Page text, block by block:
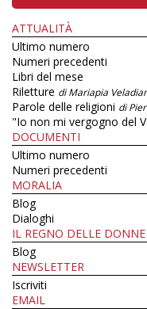
ATTUALITÀ
Ultimo numero
Numeri precedenti
Libri del mese
Riletture di Mariapia
Parole delle religioni di
"Io non mi vergogno del
DOCUMENTI
Ultimo numero
Numeri precedenti
MORALIA
Blog
Dialoghi
IL REGNO DELLE DONNE
Blog
NEWSLETTER
Iscriviti
EMAIL